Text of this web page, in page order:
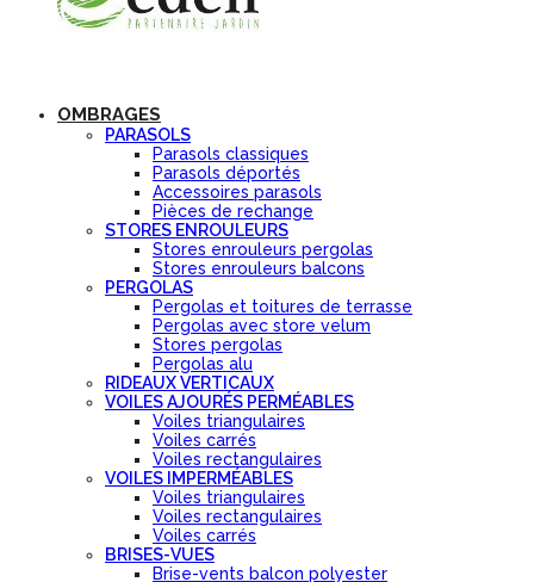
OMBRAGES
PARASOLS
Parasols classiques
Parasols déportés
Accessoires parasols
Pièces de rechange
STORES ENROULEURS
Stores enrouleurs pergolas
Stores enrouleurs balcons
PERGOLAS
Pergolas et toitures de terrasse
Pergolas avec store velum
Stores pergolas
Pergolas alu
RIDEAUX VERTICAUX
VOILES AJOURÉS PERMÉABLES
Voiles triangulaires
Voiles carrés
Voiles rectangulaires
VOILES IMPERMÉABLES
Voiles triangulaires
Voiles rectangulaires
Voiles carrés
BRISES-VUES
Brise-vents balcon polyester